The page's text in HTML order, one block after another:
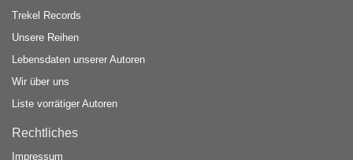
Trekel Records
Unsere Reihen
Lebensdaten unserer Autoren
Wir über uns
Liste vorrätiger Autoren
Rechtliches
Impressum